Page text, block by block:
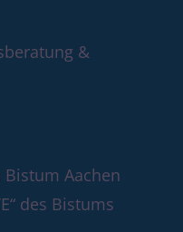
&
Aachen
des Bistums